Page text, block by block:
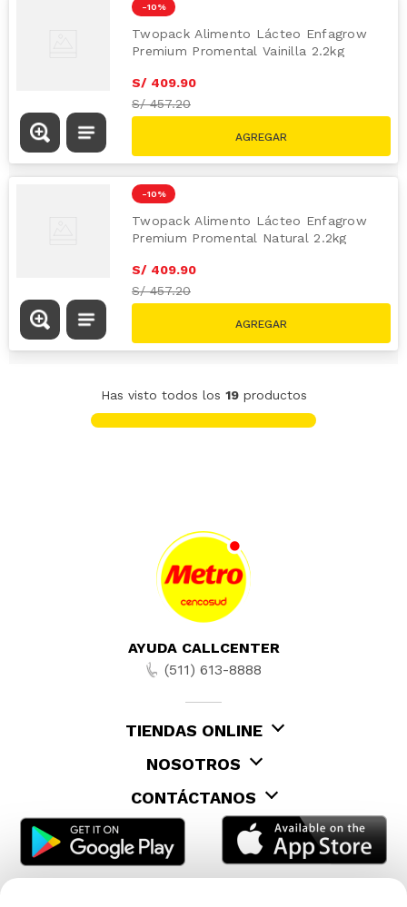
-10 %
Twopack Alimento Lácteo Enfagrow
Premium Promental Vainilla 2.2kg
S/ 409.90
S/457.20
-10 %
Twopack Alimento Lácteo Enfagrow
Premium Promental Natural 2.2kg
S/ 409.90
S/457.20
Has visto todos los 19productos
AYUDA CALLCENTER
(511) 613-8888
TIENDAS ONLINE
NOSOTROS
CONTÁCTANOS